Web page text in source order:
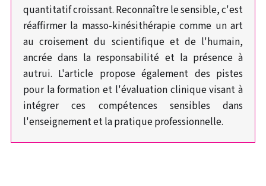
quantitatif croissant. Reconnaître le sensible, c'est
réaffirmer la masso-kinésithérapie comme un art
au croisement du scientifique et de l'humain,
ancrée dans la responsabilité et la présence à
autrui. L'article propose également des pistes
pour la formation et l'évaluation clinique visant à
intégrer ces compétences sensibles dans
l'enseignement et la pratique professionnelle.